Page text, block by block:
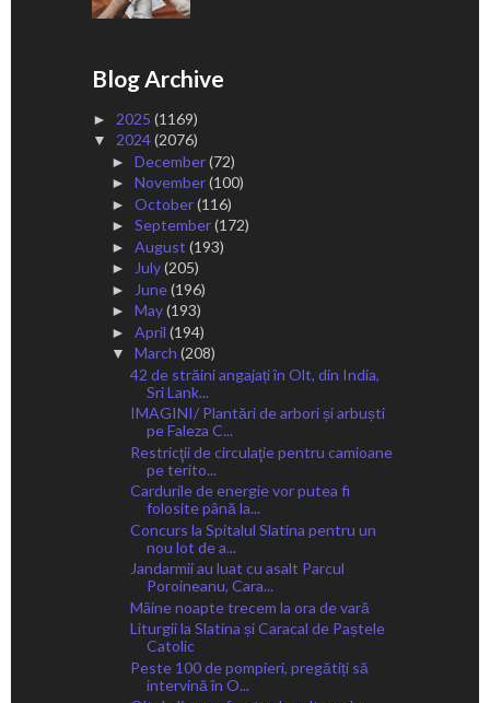
Blog Archive
► 2025 (1169)
▼ 2024(2076)
► December(72)
► November(100)
► October(116)
► September(172)
► August (193)
► July(205)
► June(196)
► May(193)
► April (194)
▼ March (208)
42 de străini angajați în Olt, din India,
Sri Lank...
IMAGINI/ Plantări de arbori și arbuști
pe Faleza C...
Restricţii de circulaţie pentru camioane
pe terito...
Cardurile de energie vor putea fi
folosite până la...
Concurs la Spitalul Slatina pentru un
nou lot de a...
Jandarmii au luat cu asalt Parcul
Poroineanu, Cara...
Mâine noapte trecem la ora de vară
Liturgii la Slatina și Caracal de Paștele
Catolic
Peste 100 de pompieri, pregătiți să
intervină în O...